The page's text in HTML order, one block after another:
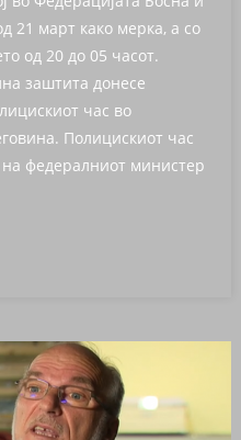
21 март како мерка, а со
од 20 до 05 часот.
заштита донесе
час во
Полицискиот час
федералниот министер